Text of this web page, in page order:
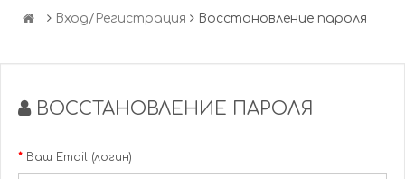
Вход/Регистрация Восстановление пароля
ВОССТАНОВЛЕНИЕ ПАРОЛЯ
Ваш Email (логин)